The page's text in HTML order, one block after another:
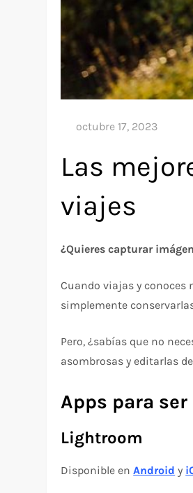
Las
viajes
¿Quieres capturar
Cuando viajas y conoces
simplemente
Pero, ¿sabías que no
asombrosas y editarlas
Apps para
Lightroom
Disponible enAndroid y